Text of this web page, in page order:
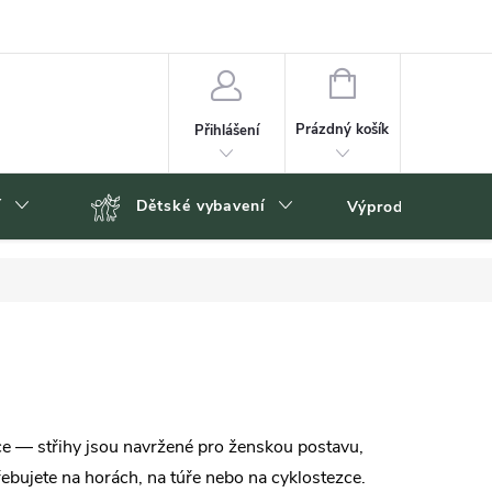
Přihlášení
NÁKUPNÍ
Prázdný košík
Dětské vybavení Výprodej
— střihy jsou navržené pro ženskou postavu,
na horách, na túře nebo na cyklostezce.